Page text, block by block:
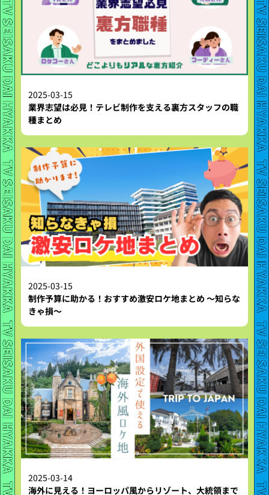
2025-03-15
業界志望は必見！テレビ制作を支える裏方スタッフの職
種まとめ
2025-03-15
制作予算に助かる！おすすめ激安ロケ地まとめ 〜知らな
きゃ損〜
2025-03-14
海外に見える！ヨーロッパ風からリゾート、大統領まで